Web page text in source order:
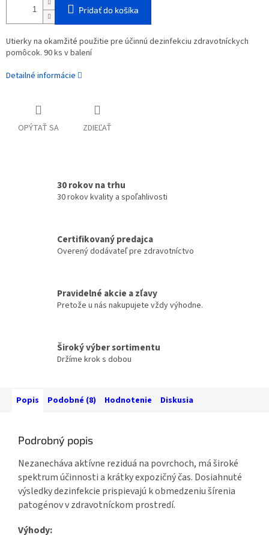
Pridať do košíka
Utierky na okamžité použitie pre účinnú dezinfekciu zdravotníckych
pomôcok. 90 ks v balení
Detailné informácie
OPÝTAŤ SA ZDIEĽAŤ
30 rokov na trhu
30 rokov kvality a spoľahlivosti
Certifikovaný predajca
Overený dodávateľ pre zdravotníctvo
Pravidelné akcie a zľavy
Pretože u nás nakupujete vždy výhodne.
Široký výber sortimentu
Držíme krok s dobou
Popis Podobné (8) Hodnotenie Diskusia
Podrobný popis
Nezanecháva aktívne reziduá na povrchoch, má široké
spektrum účinnosti a krátky expozičný čas. Dosiahnuté
výsledky dezinfekcie prispievajú k obmedzeniu šírenia
patogénov v zdravotníckom prostredí.
Výhody: